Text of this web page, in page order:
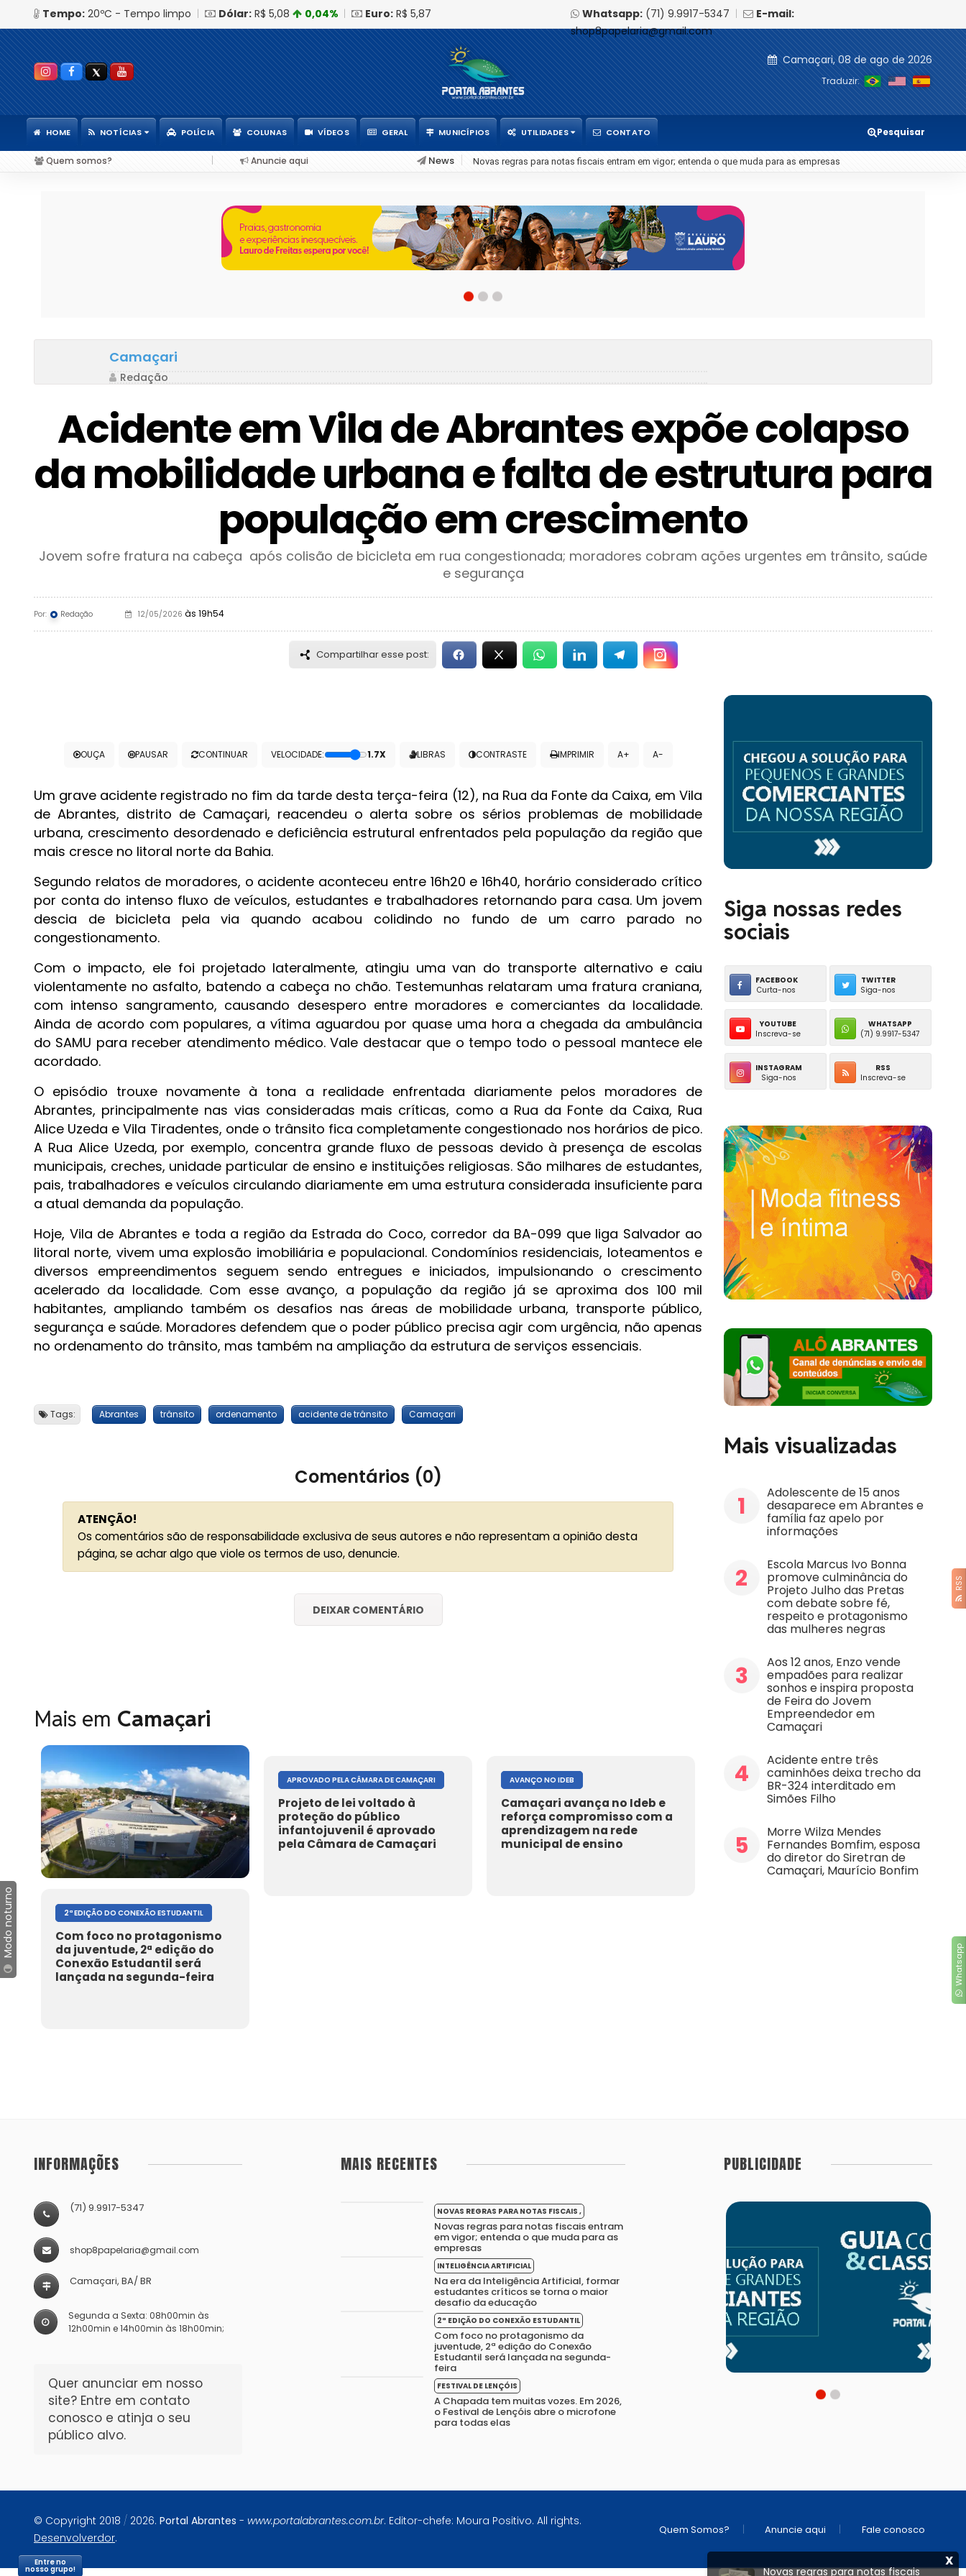
Entre no
nosso grupo!
Modo noturno
RSS
Whatsapp
Tempo: 20ºC - Tempo limpo | Dólar: R$ 5,08 0,04% | Euro: R$ 5,87 Whatsapp:(71) 9.9917-5347 |
E-mail:
shop8papelaria@gmail.com
Camaçari, 08 de ago de 2026
Traduzir:
HOME NOTÍCIAS POLÍCIA COLUNAS VÍDEOS GERAL MUNICÍPIOS UTILIDADES CONTATO Pesquisar
Quem somos? | Anuncie aqui News
notas fiscais entram em vigor; entenda o que muda para as empresas Na era da Inteligência Artificial, formar estudantes críticos se torna o maior desafio da educação
Camaçari
Redação
Acidente em Vila de Abrantes expõe colapso
da mobilidade urbana e falta de estrutura para
população em crescimento
Jovem sofre fratura na cabeça após colisão de bicicleta em rua congestionada; moradores cobram ações urgentes em trânsito, saúde
e segurança
Por: Redação 12/05/2026 às 19h54
Compartilhar esse post:
OUÇA PAUSAR CONTINUAR VELOCIDADE: 1.7X LIBRAS CONTRASTE IMPRIMIR A+ A-
Um grave acidente registrado no fim da tarde desta terça-feira (12), na Rua da Fonte da Caixa, em Vila
de Abrantes, distrito de Camaçari, reacendeu o alerta sobre os sérios problemas de mobilidade
urbana, crescimento desordenado e deficiência estrutural enfrentados pela população da região que
mais cresce no litoral norte da Bahia.
Segundo relatos de moradores, o acidente aconteceu entre 16h20 e 16h40, horário considerado crítico
por conta do intenso fluxo de veículos, estudantes e trabalhadores retornando para casa. Um jovem
descia de bicicleta pela via quando acabou colidindo no fundo de um carro parado no
congestionamento.
Com o impacto, ele foi projetado lateralmente, atingiu uma van do transporte alternativo e caiu
violentamente no asfalto, batendo a cabeça no chão. Testemunhas relataram uma fratura craniana,
com intenso sangramento, causando desespero entre moradores e comerciantes da localidade.
Ainda de acordo com populares, a vítima aguardou por quase uma hora a chegada da ambulância
do SAMU para receber atendimento médico. Vale destacar que o tempo todo o pessoal mantece ele
acordado.
O episódio trouxe novamente à tona a realidade enfrentada diariamente pelos moradores de
Abrantes, principalmente nas vias consideradas mais críticas, como a Rua da Fonte da Caixa, Rua
Alice Uzeda e Vila Tiradentes, onde o trânsito fica completamente congestionado nos horários de pico.
A Rua Alice Uzeda, por exemplo, concentra grande fluxo de pessoas devido à presença de escolas
municipais, creches, unidade particular de ensino e instituições religiosas. São milhares de estudantes,
pais, trabalhadores e veículos circulando diariamente em uma estrutura considerada insuficiente para
a atual demanda da população.
Hoje, Vila de Abrantes e toda a região da Estrada do Coco, corredor da BA-099 que liga Salvador ao
litoral norte, vivem uma explosão imobiliária e populacional. Condomínios residenciais, loteamentos e
diversos empreendimentos seguem sendo entregues e iniciados, impulsionando o crescimento
acelerado da localidade. Com esse avanço, a população da região já se aproxima dos 100 mil
habitantes, ampliando também os desafios nas áreas de mobilidade urbana, transporte público,
segurança e saúde. Moradores defendem que o poder público precisa agir com urgência, não apenas
no ordenamento do trânsito, mas também na ampliação da estrutura de serviços essenciais.
Tags: Abrantes trânsito ordenamento acidente de trânsito Camaçari
Comentários (0)
ATENÇÃO!
Os comentários são de responsabilidade exclusiva de seus autores e não representam a opinião desta
página, se achar algo que viole os termos de uso, denuncie.
DEIXAR COMENTÁRIO
Mais em Camaçari
2ª EDIÇÃO DO CONEXÃO ESTUDANTIL
Com foco no protagonismo
da juventude, 2ª edição do
Conexão Estudantil será
lançada na segunda-feira
APROVADO PELA CÂMARA DE CAMAÇARI
Projeto de lei voltado à
proteção do público
infantojuvenil é aprovado
pela Câmara de Camaçari
AVANÇO NO IDEB
Camaçari avança no Ideb e
reforça compromisso com a
aprendizagem na rede
municipal de ensino
Siga nossas redes
sociais
FACEBOOK
Curta-nos
TWITTER
Siga-nos
YOUTUBE
Inscreva-se
WHATSAPP
(71) 9.9917-5347
INSTAGRAM
Siga-nos
RSS
Inscreva-se
Mais visualizadas
1 Adolescente de 15 anos
desaparece em Abrantes e
família faz apelo por
informações
2 Escola Marcus Ivo Bonna
promove culminância do
Projeto Julho das Pretas
com debate sobre fé,
respeito e protagonismo
das mulheres negras
3 Aos 12 anos, Enzo vende
empadões para realizar
sonhos e inspira proposta
de Feira do Jovem
Empreendedor em
Camaçari
4 Acidente entre três
caminhões deixa trecho da
BR-324 interditado em
Simões Filho
5 Morre Wilza Mendes
Fernandes Bomfim, esposa
do diretor do Siretran de
Camaçari, Maurício Bonfim
INFORMAÇÕES
(71) 9.9917-5347
shop8papelaria@gmail.com
Camaçari, BA/ BR
Segunda a Sexta: 08h00min às
12h00min e 14h00min às 18h00min;
Quer anunciar em nosso
site? Entre em contato
conosco e atinja o seu
público alvo.
MAIS RECENTES
NOVAS REGRAS PARA NOTAS FISCAIS ,
Novas regras para notas fiscais entram
em vigor; entenda o que muda para as
empresas
INTELIGÊNCIA ARTIFICIAL
Na era da Inteligência Artificial, formar
estudantes críticos se torna o maior
desafio da educação
2ª EDIÇÃO DO CONEXÃO ESTUDANTIL
Com foco no protagonismo da
juventude, 2ª edição do Conexão
Estudantil será lançada na segunda-
feira
FESTIVAL DE LENÇÓIS
A Chapada tem muitas vozes. Em 2026,
o Festival de Lençóis abre o microfone
para todas elas
PUBLICIDADE
© Copyright 2018 / 2026. Portal Abrantes - www.portalabrantes.com.br. Editor-chefe: Moura Positivo. All rights.
Desenvolverdor.
Quem Somos? | Anuncie aqui | Fale conosco
X
Novas regras para notas fiscais